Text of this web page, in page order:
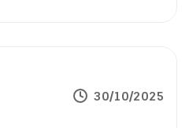
30/10/2025